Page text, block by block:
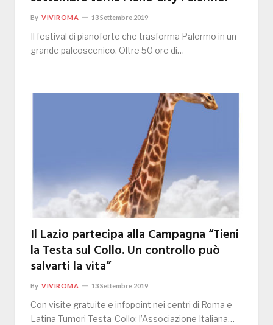
By VIVIROMA 13 Settembre 2019
Il festival di pianoforte che trasforma Palermo in un
grande palcoscenico. Oltre 50 ore di…
Il Lazio partecipa alla Campagna “Tieni
la Testa sul Collo. Un controllo può
salvarti la vita”
By VIVIROMA 13 Settembre 2019
Con visite gratuite e infopoint nei centri di Roma e
Latina Tumori Testa-Collo: l’Associazione Italiana…